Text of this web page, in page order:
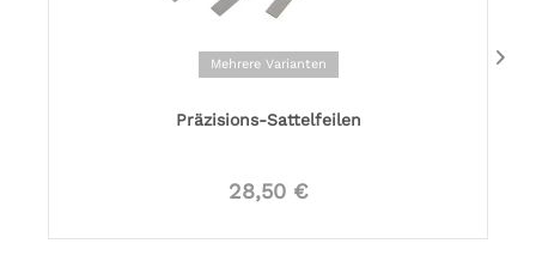
Mehrere Varianten
Präzisions-Sattelfeilen
28,50 €